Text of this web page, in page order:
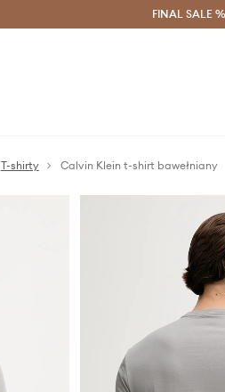
Oszczędzaj z Answear
FINAL SALE
T-shirty Calvin Klein t-shirt bawełniany